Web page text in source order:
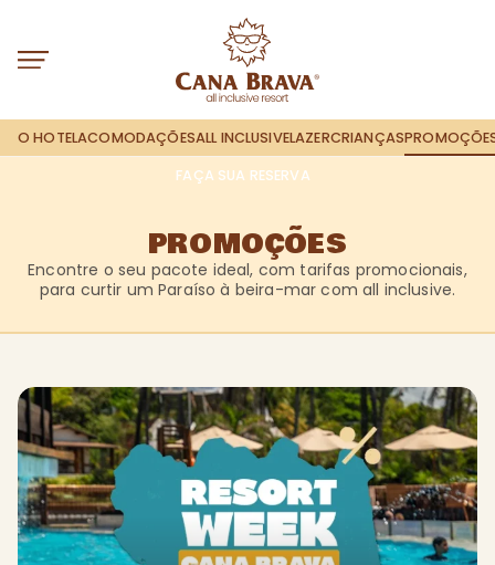
O HOTELACOMODAÇÕESALL INCLUSIVELAZERCRIANÇAS
FAÇA SUA RESERVA
PROMOÇÕES
Encontre o seu pacote ideal, com tarifas promocionais,
para curtir um Paraíso à beira-mar com all inclusive.